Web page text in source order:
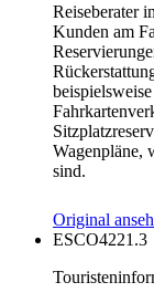
Reiseberater
Kunden am
Wagenpläne,
sind.
Original
ESCO4221.3